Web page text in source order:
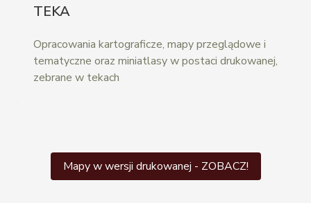
TEKA
Opracowania kartograficze, mapy przeglądowe i
tematyczne oraz miniatlasy w postaci drukowanej,
zebrane w tekach
Mapy w wersji drukowanej - ZOBACZ!